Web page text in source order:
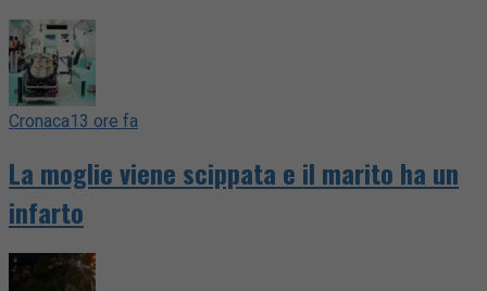
Cronaca13 ore fa
La moglie viene scippata e il marito ha un
infarto